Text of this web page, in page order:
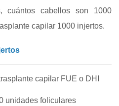
cuántos cabellos son 1000
capilar 1000 injertos.
capilar FUE o DHI
unidades foliculares